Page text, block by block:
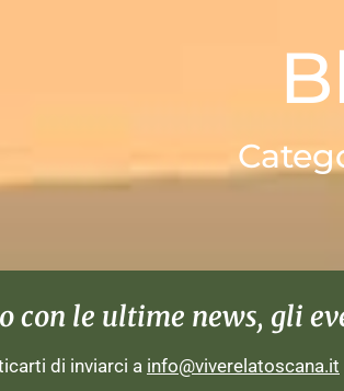
con le ultime news, gli
di inviarci a info@viverelatoscana.it